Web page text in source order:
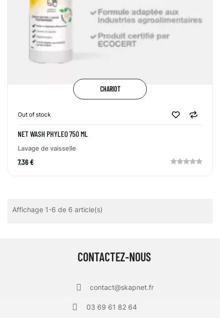
CHARIOT
Out of stock
NET WASH PHYLEO 750 ML
Lavage de vaisselle
7,36 €
Affichage 1-6 de 6 article(s)
CONTACTEZ-NOUS
contact@skapnet.fr
03 69 61 82 64